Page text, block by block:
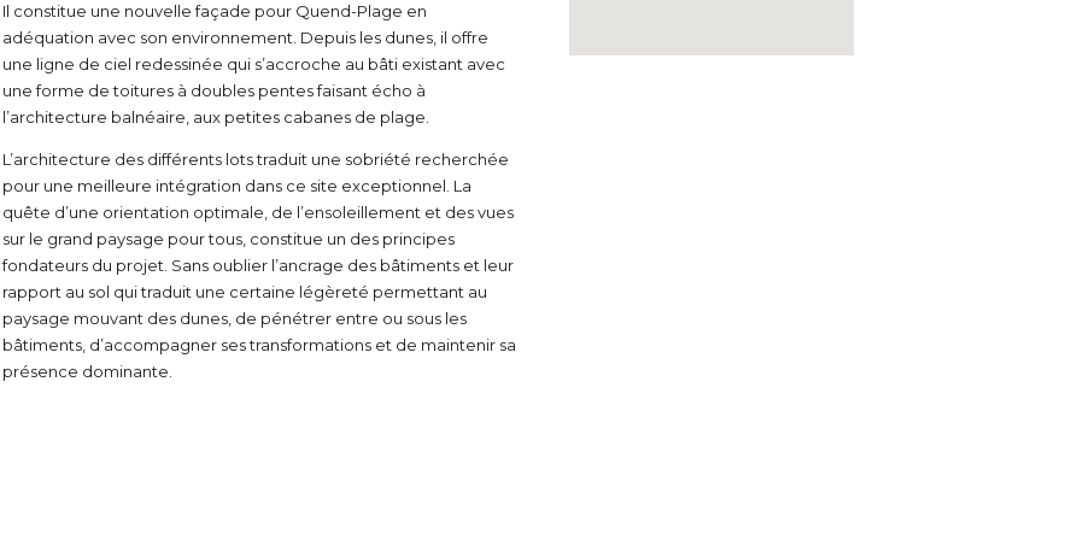
Il constitue une nouvelle façade pour Quend-Plage en
adéquation avec son environnement. Depuis les dunes, il offre
une ligne de ciel redessinée qui s’accroche au bâti existant avec
une forme de toitures à doubles pentes faisant écho à
l’architecture balnéaire, aux petites cabanes de plage.
L’architecture des différents lots traduit une sobriété recherchée
pour une meilleure intégration dans ce site exceptionnel. La
quête d’une orientation optimale, de l’ensoleillement et des vues
sur le grand paysage pour tous, constitue un des principes
fondateurs du projet. Sans oublier l’ancrage des bâtiments et leur
rapport au sol qui traduit une certaine légèreté permettant au
paysage mouvant des dunes, de pénétrer entre ou sous les
bâtiments, d’accompagner ses transformations et de maintenir sa
présence dominante.